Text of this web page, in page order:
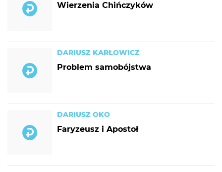
Wierzenia Chińczyków
DARIUSZ KARŁOWICZ
Problem samobójstwa
DARIUSZ OKO
Faryzeusz i Apostoł